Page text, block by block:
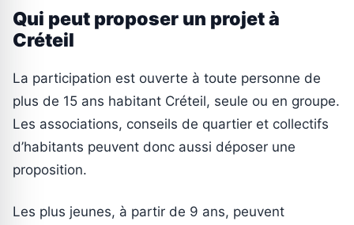
Qui peut proposer un projet à
Créteil
La participation est ouverte à toute personne de
plus de 15 ans habitant Créteil, seule ou en groupe.
Les associations, conseils de quartier et collectifs
d’habitants peuvent donc aussi déposer une
proposition.
Les plus jeunes, à partir de 9 ans, peuvent